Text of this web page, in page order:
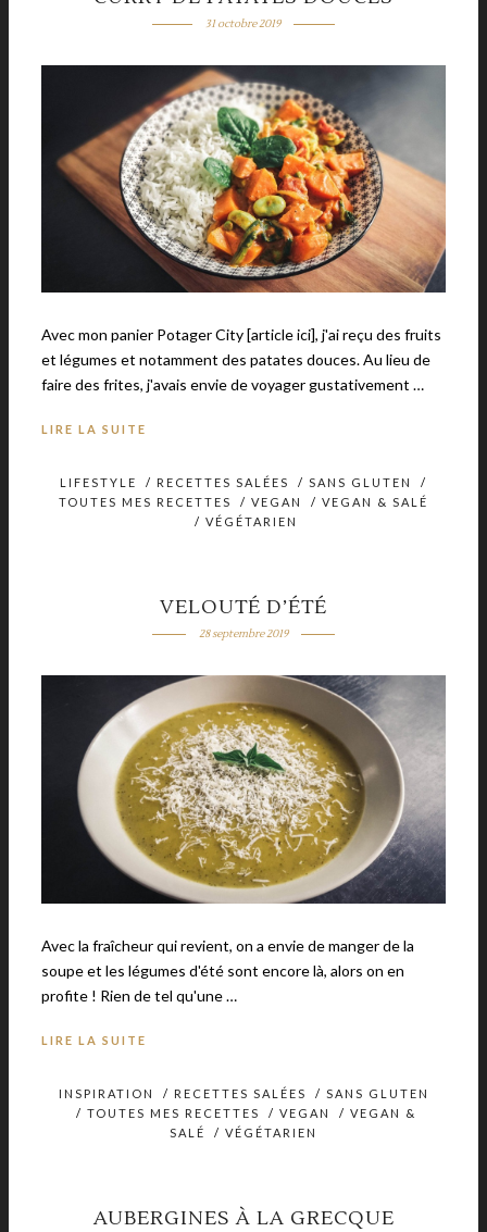
31 octobre 2019
Avec mon panier Potager City [article ici], j'ai reçu des fruits
et légumes et notamment des patates douces. Au lieu de
faire des frites, j'avais envie de voyager gustativement …
LIRE LA SUITE
LIFESTYLE / RECETTES SALÉES / SANS GLUTEN
/
TOUTES MES RECETTES
/ VEGAN / VEGAN & SALÉ
/ VÉGÉTARIEN
VELOUTÉ D’ÉTÉ
28 septembre 2019
Avec la fraîcheur qui revient, on a envie de manger de la
soupe et les légumes d'été sont encore là, alors on en
profite ! Rien de tel qu'une …
LIRE LA SUITE
INSPIRATION / RECETTES SALÉES / SANS GLUTEN
/ TOUTES MES RECETTES / VEGAN / VEGAN &
SALÉ
/ VÉGÉTARIEN
AUBERGINES À LA GRECQUE